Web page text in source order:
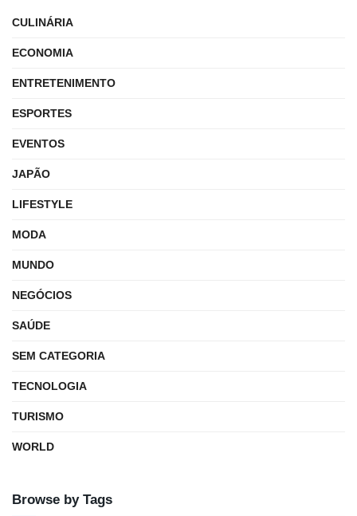
CULINÁRIA
ECONOMIA
ENTRETENIMENTO
ESPORTES
EVENTOS
JAPÃO
LIFESTYLE
MODA
MUNDO
NEGÓCIOS
SAÚDE
SEM CATEGORIA
TECNOLOGIA
TURISMO
WORLD
Browse by Tags